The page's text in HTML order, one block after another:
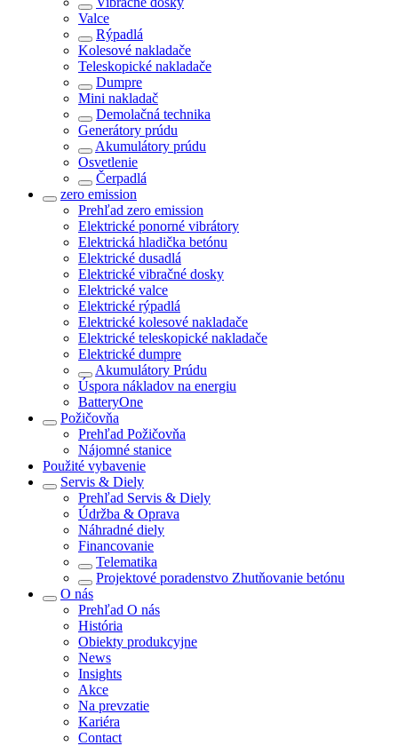
Valce
Rýpadlá
Kolesové nakladače
Teleskopické nakladače
Dumpre
Mini nakladač
Demolačná technika
Generátory prúdu
Akumulátory prúdu
Osvetlenie
Čerpadlá
zero emission
Prehľad zero emission
Elektrické ponorné vibrátory
Elektrická hladička betónu
Elektrické dusadlá
Elektrické vibračné dosky
Elektrické valce
Elektrické rýpadlá
Elektrické kolesové nakladače
Elektrické teleskopické nakladače
Elektrické dumpre
Akumulátory Prúdu
Úspora nákladov na energiu
BatteryOne
Požičovňa
Prehľad Požičovňa
Nájomné stanice
Použité vybavenie
Servis & Diely
Prehľad Servis & Diely
Údržba & Oprava
Náhradné diely
Financovanie
Telematika
Projektové poradenstvo Zhutňovanie betónu
O nás
Prehľad O nás
História
Obiekty produkcyjne
News
Insights
Akce
Na prevzatie
Kariéra
Contact